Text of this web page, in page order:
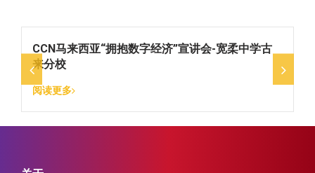
CCN马来西亚“拥抱数字经济”宣讲会-宽柔中学古
来分校
阅读更多